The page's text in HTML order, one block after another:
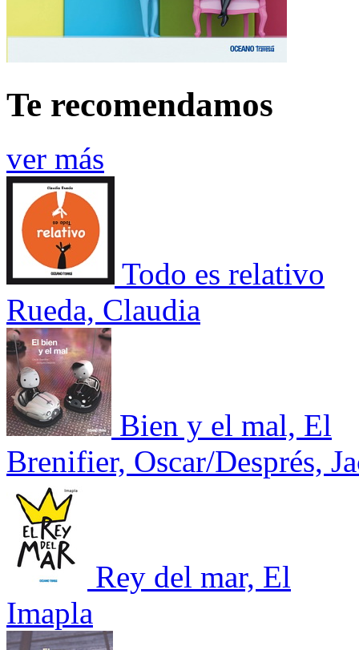
Te recomendamos
ver más
Todo es relativo
Rueda, Claudia
Bien y el mal, El
Brenifier, Oscar/Després,
Rey del mar, El
Imapla